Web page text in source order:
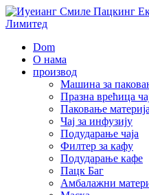
Dom
О нама
производ
Машина за
Празна врећица
Паковање
Чај за инфузију
Подударање чаја
Филтер за кафу
Подударање кафе
Пацк Баг
Амбалажни